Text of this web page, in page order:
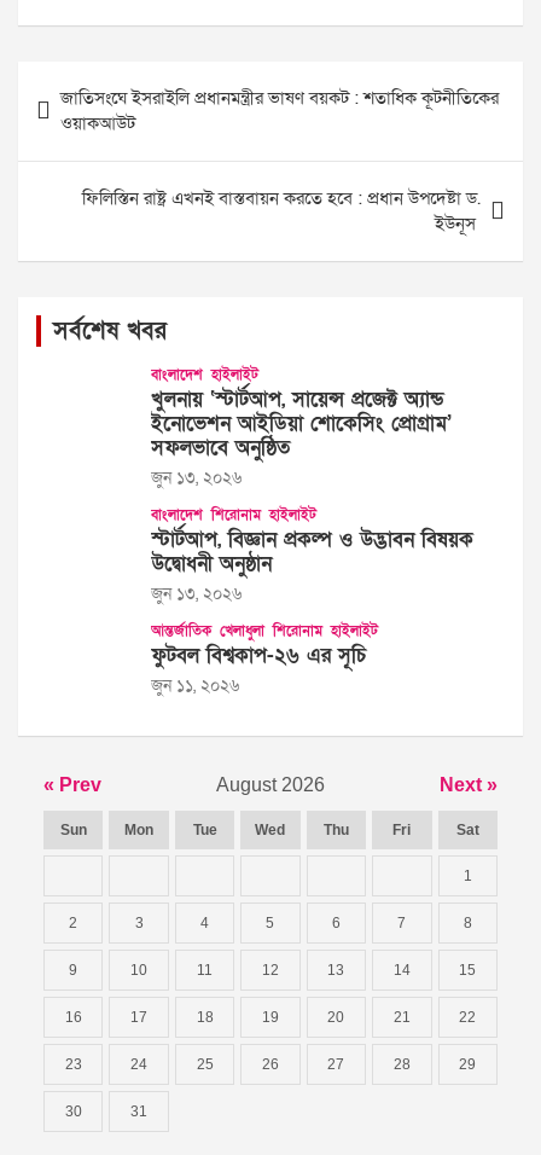
navigation
জাতিসংঘে ইসরাইলি প্রধানমন্ত্রীর ভাষণ বয়কট : শতাধিক কূটনীতিকের
ওয়াকআউট
ফিলিস্তিন রাষ্ট্র এখনই বাস্তবায়ন করতে হবে : প্রধান উপদেষ্টা ড.
ইউনূস
সর্বশেষ খবর
বাংলাদেশ হাইলাইট
খুলনায় ‘স্টার্টআপ, সায়েন্স প্রজেক্ট অ্যান্ড
ইনোভেশন আইডিয়া শোকেসিং প্রোগ্রাম’
সফলভাবে অনুষ্ঠিত
জুন ১৩, ২০২৬
বাংলাদেশ শিরোনাম হাইলাইট
স্টার্টআপ, বিজ্ঞান প্রকল্প ও উদ্ভাবন বিষয়ক
উদ্বোধনী অনুষ্ঠান
জুন ১৩, ২০২৬
আন্তর্জাতিক খেলাধুলা শিরোনাম হাইলাইট
ফুটবল বিশ্বকাপ-২৬ এর সূচি
জুন ১১, ২০২৬
« Prev August 2026 Next »
Sun Mon Tue Wed Thu Fri Sat
1
2 3 4 5 6 7 8
9 10 11 12 13 14 15
16 17 18 19 20 21 22
23 24 25 26 27 28 29
30 31